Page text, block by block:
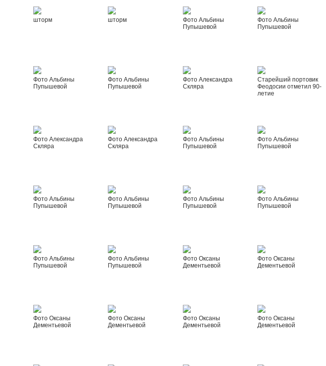
шторм шторм
Фото Альбины
Пупышевой
Фото Альбины
Пупышевой
Фото Альбины
Пупышевой
Фото Альбины
Пупышевой
Фото Александра
Скляра
Старейший портовик
Феодосии отметил 90-
летие
Фото Александра
Скляра
Фото Александра
Скляра
Фото Альбины
Пупышевой
Фото Альбины
Пупышевой
Фото Альбины
Пупышевой
Фото Альбины
Пупышевой
Фото Альбины
Пупышевой
Фото Альбины
Пупышевой
Фото Альбины
Пупышевой
Фото Альбины
Пупышевой
Фото Оксаны
Дементьевой
Фото Оксаны
Дементьевой
Фото Оксаны
Дементьевой
Фото Оксаны
Дементьевой
Фото Оксаны
Дементьевой
Фото Оксаны
Дементьевой